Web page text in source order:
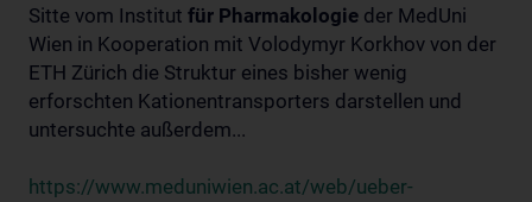
Sitte vom Institut für Pharmakologie der MedUni
Wien in Kooperation mit Volodymyr Korkhov von der
ETH Zürich die Struktur eines bisher wenig
erforschten Kationentransporters darstellen und
untersuchte außerdem...
https://www.meduniwien.ac.at/web/ueber-